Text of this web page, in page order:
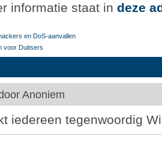
informatie staat in deze
en DoS-aanvallen
voor Duitsers
Anoniem
iedereen tegenwoordig